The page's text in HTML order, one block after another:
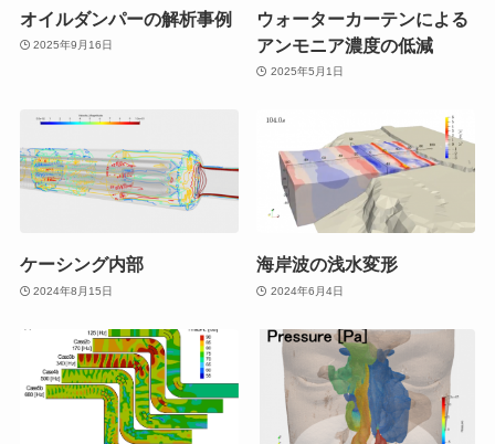
オイルダンパーの解析事例
2025年9月16日
ウォーターカーテンによる
アンモニア濃度の低減
2025年5月1日
ケーシング内部
2024年8月15日
海岸波の浅水変形
2024年6月4日